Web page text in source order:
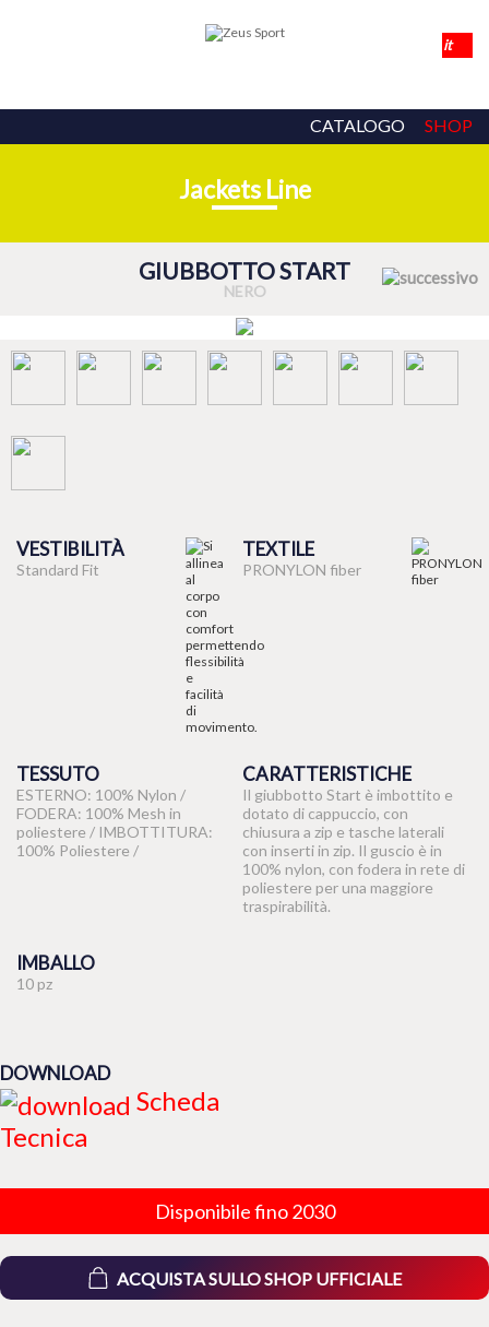
CATALOGO SHOP
Jackets Line
GIUBBOTTO START
NERO
VESTIBILITÀ
Standard Fit
TEXTILE
PRONYLON fiber
TESSUTO
ESTERNO: 100% Nylon /
FODERA: 100% Mesh in
poliestere / IMBOTTITURA:
100% Poliestere /
CARATTERISTICHE
Il giubbotto Start è imbottito e
dotato di cappuccio, con
chiusura a zip e tasche laterali
con inserti in zip. Il guscio è in
100% nylon, con fodera in rete di
poliestere per una maggiore
traspirabilità.
IMBALLO
10 pz
DOWNLOAD
Scheda
Tecnica
Disponibile fino 2030
ACQUISTA SULLO SHOP UFFICIALE